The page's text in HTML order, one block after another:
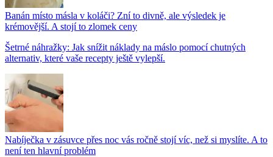
Banán místo másla v koláči? Zní to divně, ale výsledek je
krémovější. A stojí to zlomek ceny
Šetrné náhražky: Jak snížit náklady na máslo pomocí chutných
alternativ, které vaše recepty ještě vylepší.
Nabíječka v zásuvce přes noc vás ročně stojí víc, než si myslíte. A to
není ten hlavní problém